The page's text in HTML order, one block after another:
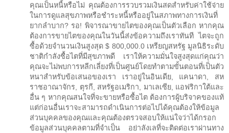
คุณเป็นหนี้หรือไม่ คุณต้องการรวบรวมเงินสดสำหรับค่าใช้จ่าย
ในการดูแลสุขภาพหรือชำระหนี้หรืออยู่ในสภาพทางการเงินที่
ยากลำบาก? รอ! พิจารณาขายไตของคุณเป็นตัวเลือก หากคุณ
ต้องการขายไตของคุณในวันนี้ส่งข้อความถึงเราทันที ไตจะถูก
ซื้อด้วยจำนวนเงินสูงสุด $ 800,000.0 เหรียญสหรัฐ มูลนิธิระดับ
ชาติกำลังซื้อไตที่มีสุขภาพดี เราให้ความมั่นใจสูงสุดแก่คุณว่า
คุณจะไม่พบการหลีกเลี่ยงที่เป็นศูนย์โดยทำตามขั้นตอนที่เป็นตัว
หนาสำหรับข้อเสนอของเรา เราอยู่ในอินเดีย, แคนาดา, สห
ราชอาณาจักร, ตุรกี, สหรัฐอเมริกา, มาเลเซีย, แอฟริกาใต้และ
อื่น ๆ หากคุณสนใจที่จะขายหรือซื้อไต ต้องการผู้บริจาคของแท้
แต่ก่อนอื่นเราจะสามารถดำเนินการต่อไปได้คุณต้องให้ข้อมูล
ส่วนบุคคลของคุณและคุณต้องตรวจสอบให้แน่ใจว่าได้กรอก
ข้อมูลส่วนบุคคลตามที่จำเป็น อย่าลังเลที่จะติดต่อเราผ่านทาง